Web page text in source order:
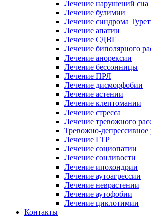
Лечение нарушений сна
Лечение булимии
Лечение синдрома
Лечение апатии
Лечение СДВГ
Лечение биполярного
Лечение анорексии
Лечение бессонницы
Лечение ПРЛ
Лечение дисморфобии
Лечение астении
Лечение клептомании
Лечение стресса
Лечение тревожного
Тревожно-депрессивное
Лечение ГТР
Лечение социопатии
Лечение сонливости
Лечение ипохондрии
Лечение аутоагрессии
Лечение неврастении
Лечение аутофобии
Лечение циклотимии
Контакты